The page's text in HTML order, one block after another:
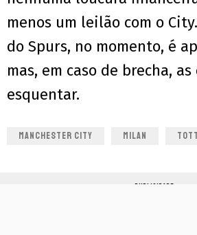
menos um leilão com o
do Spurs, no momento, é
mas, em caso de brecha,
esquentar.
MANCHESTER CITY MILAN
PUBLICIDADE